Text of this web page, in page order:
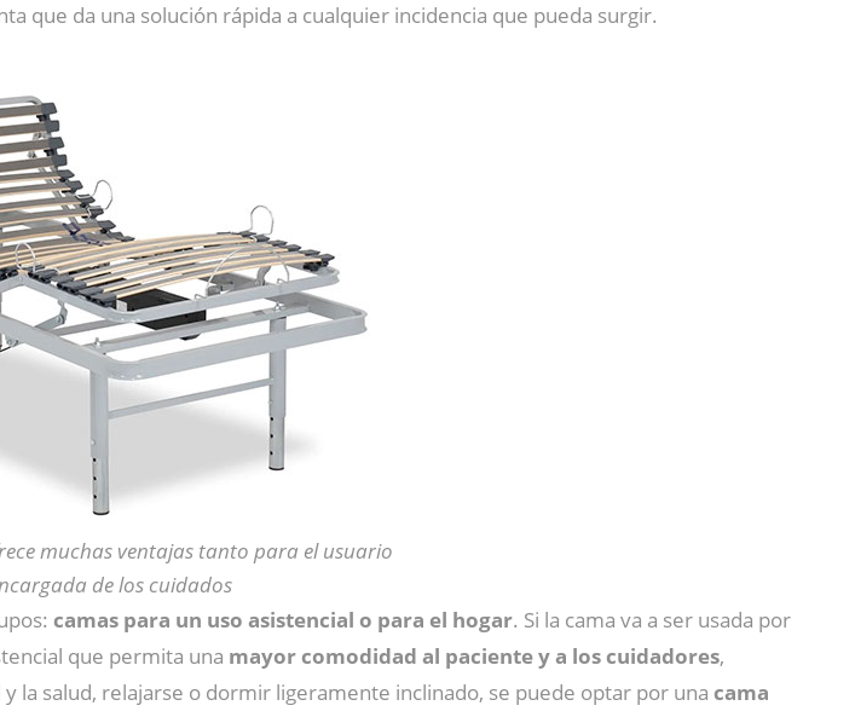
que da una solución rápida a cualquier incidencia que pueda surgir.
muchas ventajas tanto para el usuario
de los cuidados
camas para un uso asistencial o para el hogar. Si la cama va a ser usada por
que permita una mayor comodidad al paciente y a los cuidadores,
la salud, relajarse o dormir ligeramente inclinado, se puede optar por una cama